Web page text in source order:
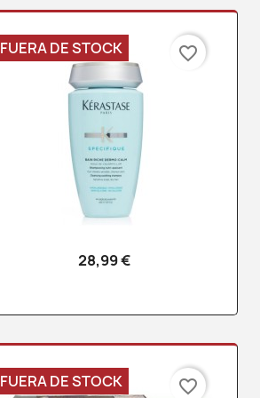
Vista rápida
28,99 €
FUERA DE STOCK favorite_border
FUERA DE STOCK favorite_border